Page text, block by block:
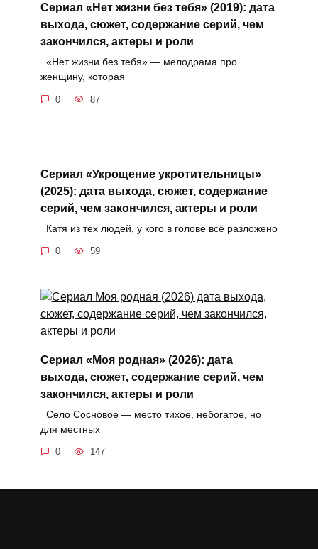
Сериал «Нет жизни без тебя» (2019): дата
выхода, сюжет, содержание серий, чем
закончился, актеры и роли
«Нет жизни без тебя» — мелодрама про
женщину, которая
0 87
Сериал «Укрощение укротительницы»
(2025): дата выхода, сюжет, содержание
серий, чем закончился, актеры и роли
Катя из тех людей, у кого в голове всё разложено
0 59
Сериал «Моя родная» (2026): дата
выхода, сюжет, содержание серий, чем
закончился, актеры и роли
Село Сосновое — место тихое, небогатое, но
для местных
0 147